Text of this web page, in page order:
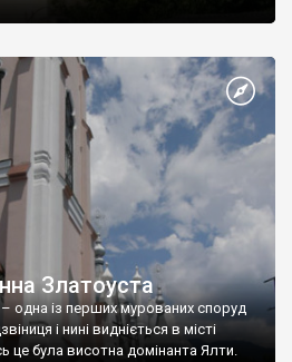
Златоуста
одна із перших мурованих споруд
і нині видніється в місті
це була висотна домінанта Ялти.